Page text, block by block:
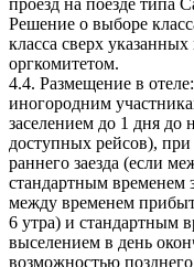
Решение о выборе
класса сверх
оргкомитетом.
4.4. Размещение в
иногородним
заселением до 1 дня до
доступных рейсов),
раннего заезда (если
стандартным временем
между временем
6 утра) и стандартным
выселением в день
возможностью